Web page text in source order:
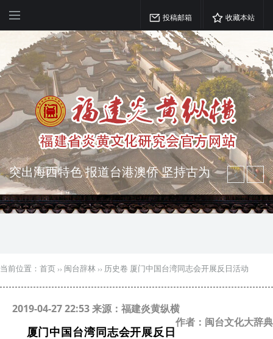
投稿邮箱 收藏本站
突出海西特色 报道台港澳侨 坚持古为
今用 力求雅俗共赏
弘扬优秀文化 振奋民族精神 介绍民族
瑰宝 宣传中华精英
当前位置： 首页 ›› 闽台辞林 ›› 历史卷 厦门中国台湾同志会开展反日活动
2019-04-27 22:53 来源：福建炎黄纵横
作者：闽台文化大辞典
厦门中国台湾同志会开展反日